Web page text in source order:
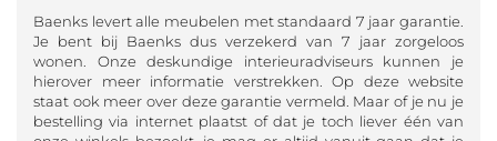
Baenks levert alle meubelen met standaard 7 jaar garantie.
Je bent bij Baenks dus verzekerd van 7 jaar zorgeloos
wonen. Onze deskundige interieuradviseurs kunnen je
hierover meer informatie verstrekken. Op deze website
staat ook meer over deze garantie vermeld. Maar of je nu je
bestelling via internet plaatst of dat je toch liever één van